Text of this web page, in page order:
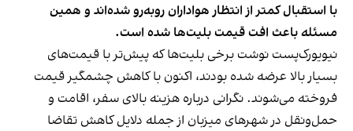
با استقبال کمتر از انتظار هواداران روبه‌رو شده‌اند و همین
مسئله باعث افت قیمت بلیت‌ها شده است.
نیویورک‌پست نوشت برخی بلیت‌ها که پیش‌تر با قیمت‌های
بسیار بالا عرضه شده بودند، اکنون با کاهش چشمگیر قیمت
فروخته می‌شوند. نگرانی درباره هزینه بالای سفر، اقامت و
حمل‌ونقل در شهرهای میزبان از جمله دلایل کاهش تقاضا